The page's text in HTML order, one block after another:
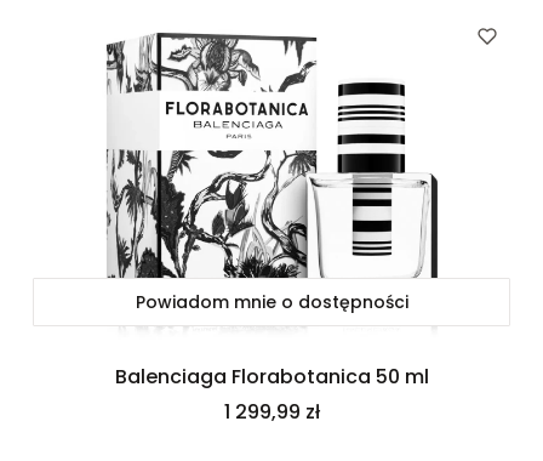
Powiadom mnie o dostępności
Balenciaga Florabotanica 50 ml
Cena
1 299,99 zł